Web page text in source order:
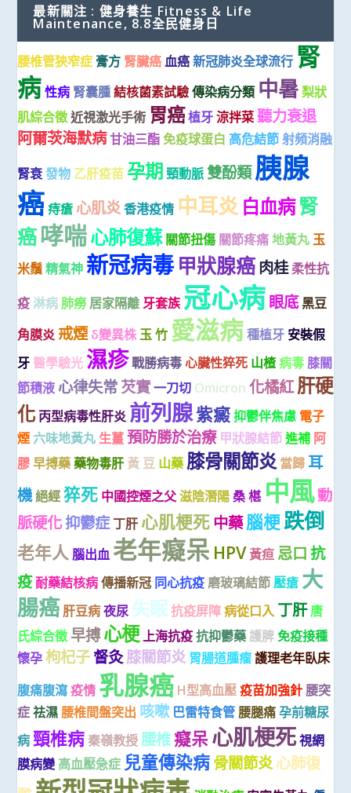
最新關注 : 健身養生 Fitness & Life
Maintenance, 8.8全民健身日
腰椎管狹窄症 膏方 腎臟癌 血癌 新冠肺炎全球流行 腎
病 性病 腎囊腫 結核菌素試驗 傳染病分類 中暑 梨狀
肌綜合徵 近視激光手術 胃癌植牙 涼拌菜 聽力衰退
阿爾茨海默病甘油三酯 免疫球蛋白 高危結節 射頻消融
腎衰 發物 乙肝疫苗 孕期 頸動脈 雙酚類胰腺
癌 痔瘡 心肌炎 香港疫情 中耳炎 白血病腎
癌哮喘心肺復蘇 關節扭傷 關節疼痛 地黃丸 玉
米鬚 精氣神 新冠病毒甲狀腺癌肉桂 柔性抗
疫 淋病 肺癆 居家隔離 牙套族 冠心病眼底黑豆
角膜炎 戒煙 δ變異株玉 竹 愛滋病 種植牙 安裝假
牙 醫學驗光 濕疹戰勝病毒 心臟性猝死 山楂 病毒 膝關
節積液 心律失常芡實一刀切 Omicron 化橘紅肝硬
化 丙型病毒性肝炎 前列腺紫癜 抑鬱伴焦慮 電子
煙 六味地黃丸 生薑 預防勝於治療 甲狀腺結節 進補 阿
膠 早搏藥 藥物毒肝 黃 豆 山藥 膝骨關節炎 當歸 耳
機絕經 猝死 中國控煙之父 滋陰潛陽 桑 椹 中風動
脈硬化抑鬱症 丁肝 心肌梗死中藥腦梗跌倒
老年人 腦出血 老年癡呆 HPV黃疸 忌口 抗
疫耐藥結核病 傳播新冠 同心抗疫 磨玻璃結節 壓瘡 大
腸癌 肝豆病 夜尿 失眠 抗疫屏障 病從口入 丁肝 唐
氏綜合徵 早搏心梗上海抗疫 抗抑鬱藥 護脾 免疫接種
懷孕 枸杞子督灸膝關節炎 胃腸道腫瘤 護理老年臥床
腹痛腹瀉 疫情 乳腺癌 H型高血壓 疫苗加強針 腰突
症 祛濕 腰椎間盤突出 咳嗽 巴雷特食管 腰腿痛 孕前糖尿
病 頸椎病 秦嶺教授 腰椎癡呆 心肌梗死視網
膜病變 高血壓急症 兒童傳染病骨關節炎心肺復